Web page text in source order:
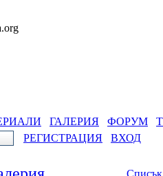
ГАЛЕРИЯ ФОРУМ
РЕГИСТРАЦИЯ
ВХОД
Списък